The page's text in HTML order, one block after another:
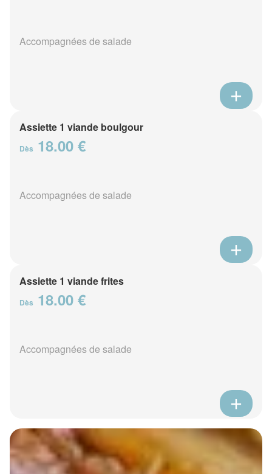
Accompagnées de salade
Assiette 1 viande boulgour
Dès 18.00 €
Accompagnées de salade
Assiette 1 viande frites
Dès 18.00 €
Accompagnées de salade